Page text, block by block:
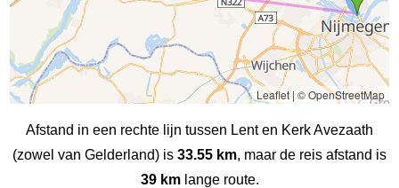
Leaflet| © OpenStreetMap
Afstand in een rechte lijn tussen Lent en Kerk Avezaath
(zowel van Gelderland) is 33.55 km, maar de reis afstand is
39 kmlange route.